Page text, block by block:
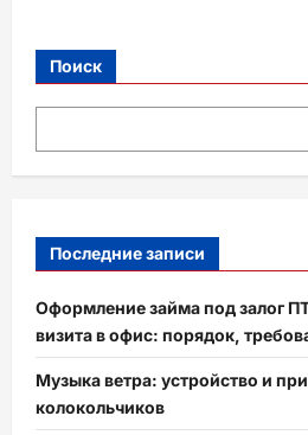
Поиск
Последние записи
Оформление займа под залог
визита в офис: порядок,
Музыка ветра: устройство и
колокольчиков